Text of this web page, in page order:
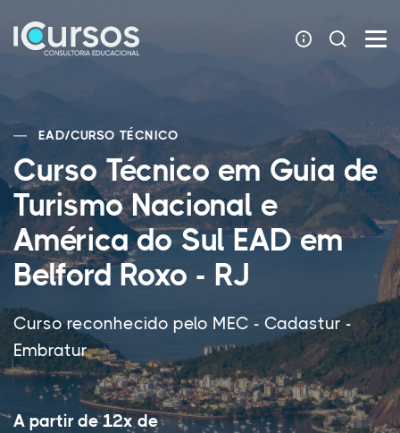
EAD/CURSO TÉCNICO
Curso Técnico em Guia de
Turismo Nacional e
América do Sul EAD em
Belford Roxo - RJ
Curso reconhecido pelo MEC - Cadastur -
Embratur
A partir de 12x de